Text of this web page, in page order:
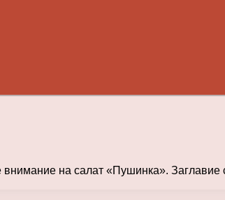
на салат «Пушинка».